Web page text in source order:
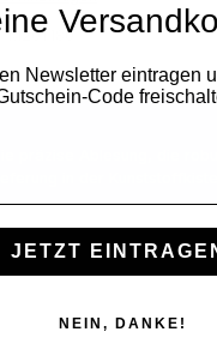
M201.180
präzise Ablesung, die
in der
Newsletter eintragen
Code
JETZT
NEIN, DANKE!